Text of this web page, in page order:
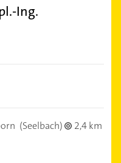
Ing.
(Seelbach)
2,4 km